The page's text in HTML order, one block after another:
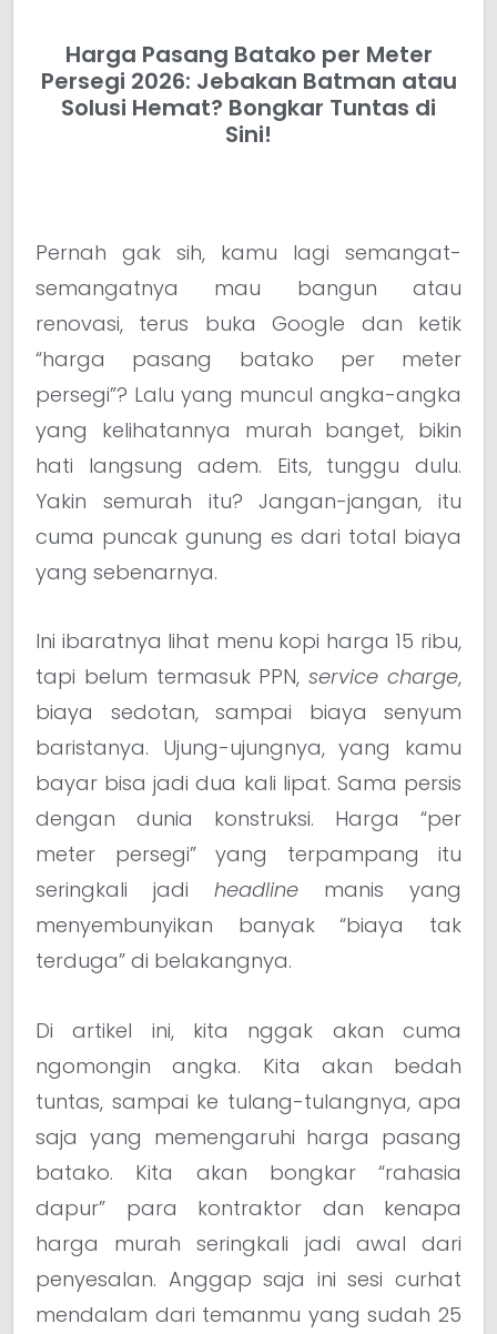
Harga Pasang Batako per Meter
Persegi 2026: Jebakan Batman atau
Solusi Hemat? Bongkar Tuntas di
Sini!
Pernah gak sih, kamu lagi semangat-
semangatnya mau bangun atau
renovasi, terus buka Google dan ketik
“harga pasang batako per meter
persegi”? Lalu yang muncul angka-angka
yang kelihatannya murah banget, bikin
hati langsung adem. Eits, tunggu dulu.
Yakin semurah itu? Jangan-jangan, itu
cuma puncak gunung es dari total biaya
yang sebenarnya.
Ini ibaratnya lihat menu kopi harga 15 ribu,
tapi belum termasuk PPN,service charge,
biaya sedotan, sampai biaya senyum
baristanya. Ujung-ujungnya, yang kamu
bayar bisa jadi dua kali lipat. Sama persis
dengan dunia konstruksi. Harga “per
meter persegi” yang terpampang itu
seringkali jadi headline manis yang
menyembunyikan banyak “biaya tak
terduga” di belakangnya.
Di artikel ini, kita nggak akan cuma
ngomongin angka. Kita akan bedah
tuntas, sampai ke tulang-tulangnya, apa
saja yang memengaruhi harga pasang
batako. Kita akan bongkar “rahasia
dapur” para kontraktor dan kenapa
harga murah seringkali jadi awal dari
penyesalan. Anggap saja ini sesi curhat
mendalam dari temanmu yang sudah 25